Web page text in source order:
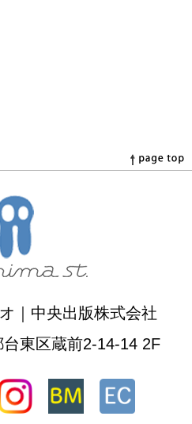
｜中央出版株式会社
東区蔵前2-14-14 2F